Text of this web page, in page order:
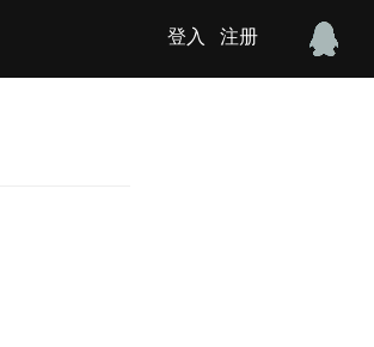
登入 注册